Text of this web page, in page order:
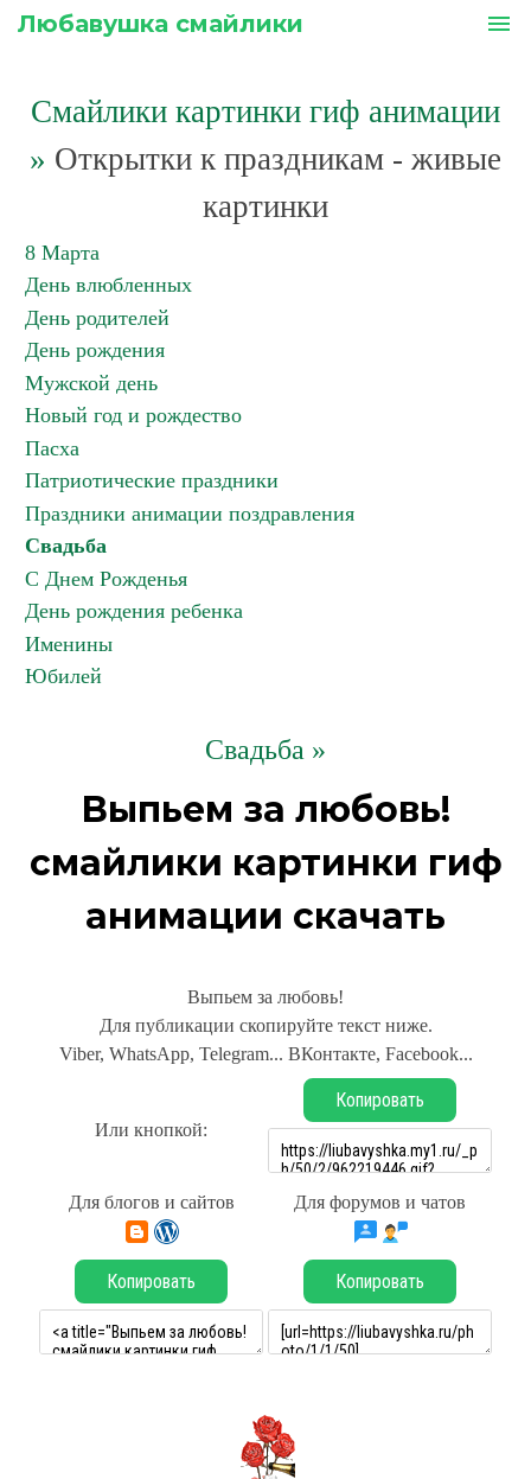
Любавушка смайлики menu
Смайлики картинки гиф анимации
» Открытки к праздникам - живые
картинки
8 Марта
День влюбленных
День родителей
День рождения
Мужской день
Новый год и рождество
Пасха
Патриотические праздники
Праздники анимации поздравления
Свадьба
С Днем Рожденья
День рождения ребенка
Именины
Юбилей
Свадьба »
Выпьем за любовь!
смайлики картинки гиф
анимации скачать
Выпьем за любовь!
Для публикации скопируйте текст ниже.
Viber, WhatsApp, Telegram... ВКонтакте, Facebook...
Или кнопкой:
Копировать
Для блогов и сайтов Для форумов и чатов
Копировать Копировать